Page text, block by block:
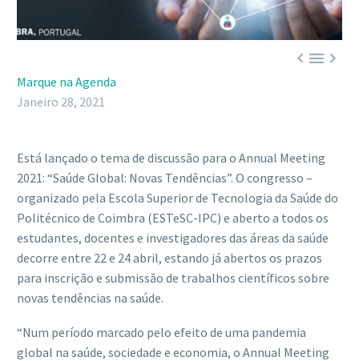

Marque na Agenda
Janeiro 28, 2021
Está lançado o tema de discussão para o Annual Meeting
2021: “Saúde Global: Novas Tendências”. O congresso –
organizado pela Escola Superior de Tecnologia da Saúde do
Politécnico de Coimbra (ESTeSC-IPC) e aberto a todos os
estudantes, docentes e investigadores das áreas da saúde
decorre entre 22 e 24 abril, estando já abertos os prazos
para inscrição e submissão de trabalhos científicos sobre
novas tendências na saúde.
“Num período marcado pelo efeito de uma pandemia
global na saúde, sociedade e economia, o Annual Meeting